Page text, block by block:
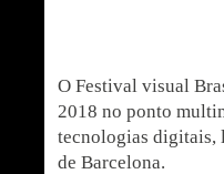
O Festival visual
2018 no ponto
tecnologias digitais,
de Barcelona.